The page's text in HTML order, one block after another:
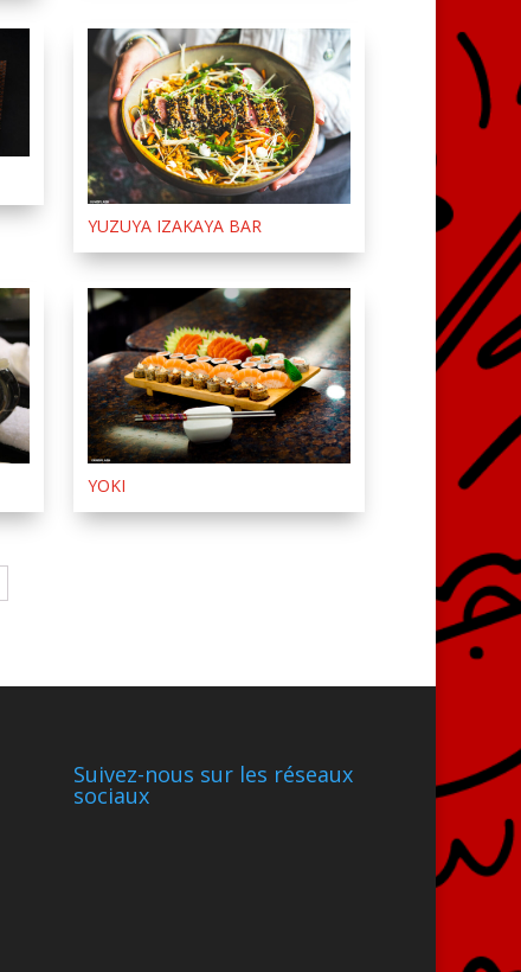
YUZUYA IZAKAYA BAR
YOKI
Suivez-nous sur les réseaux
sociaux